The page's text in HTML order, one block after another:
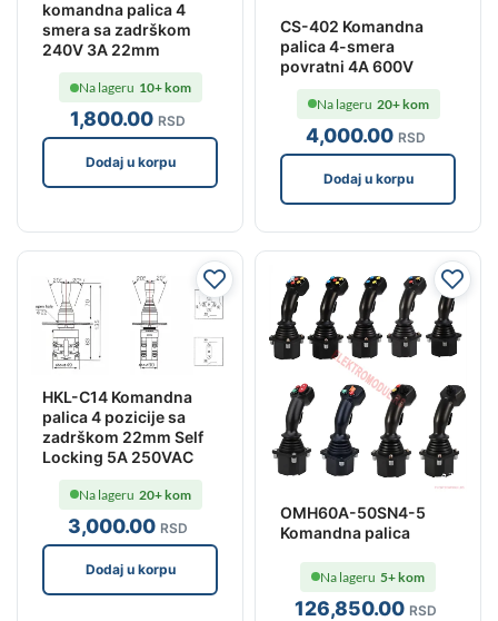
komandna palica 4
smera sa zadrškom
240V 3A 22mm
1,800.00 RSD
Na lageru 10+ kom
Dodaj u korpu
CS-402 Komandna
palica 4-smera
povratni 4A 600V
4,000.00 RSD
Na lageru 20+ kom
Dodaj u korpu
HKL-C14 Komandna
palica 4 pozicije sa
zadrškom 22mm Self
Locking 5A 250VAC
3,000.00 RSD
Na lageru 20+ kom
Dodaj u korpu
OMH60A-50SN4-5
Komandna palica
126,850.00 RSD
Na lageru 5+ kom